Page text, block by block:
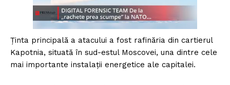
Ținta principală a atacului a fost rafinăria din cartierul
Kapotnia, situată în sud-estul Moscovei, una dintre cele
mai importante instalații energetice ale capitalei.